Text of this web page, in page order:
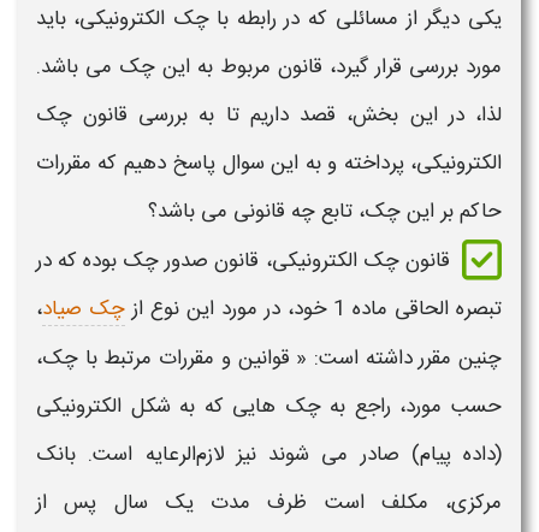
یکی دیگر از مسائلی که در رابطه با چک الکترونیکی، باید
مورد بررسی قرار گیرد، قانون مربوط به این چک می باشد.
لذا، در این بخش، قصد داریم تا به بررسی قانون چک
الکترونیکی، پرداخته و به این سوال پاسخ دهیم که مقررات
حاکم بر این چک، تابع چه قانونی می باشد؟
قانون چک الکترونیکی، قانون صدور چک بوده که در
تبصره الحاقی ماده 1 خود، در مورد این نوع از
چک صیاد،
چنین مقرر داشته است: « قوانین و مقررات مرتبط با چک،
حسب مورد، راجع به چک‌ هایی که به شکل الکترونیکی
(داده پیام) صادر می ‌شوند نیز لازم‌الرعایه است. بانک
مرکزی، مکلف است ظرف مدت یک‌ سال پس از